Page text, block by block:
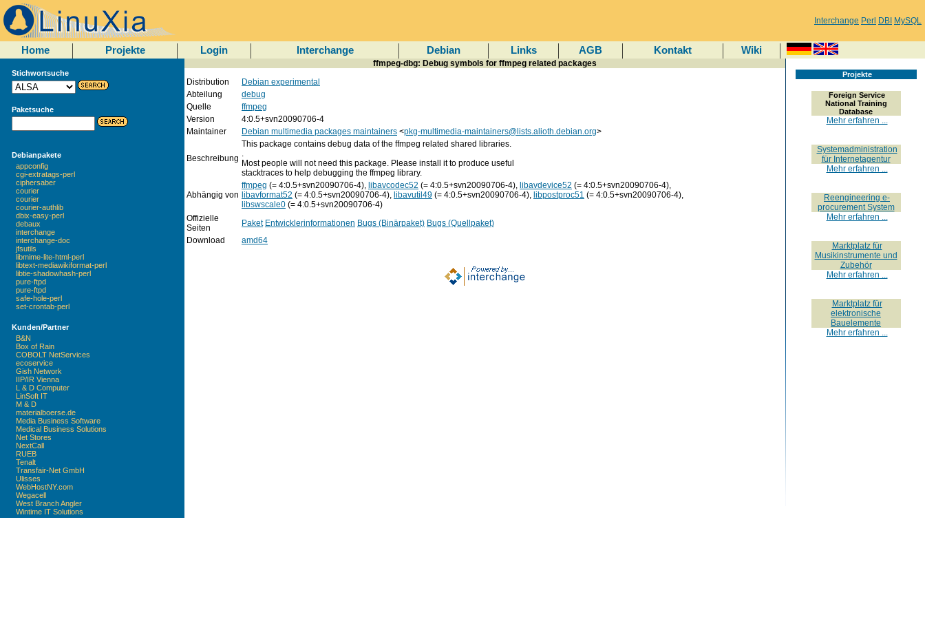
Interchange Perl DBI MySQL
Home Projekte Login Interchange Debian Links AGB Kontakt Wiki
Stichwortsuche
Paketsuche
Debianpakete
appconfig
cgi-extratags-perl
ciphersaber
courier
courier
courier-authlib
dbix-easy-perl
debaux
interchange
interchange-doc
jfsutils
libmime-lite-html-perl
libtext-mediawikiformat-perl
libtie-shadowhash-perl
pure-ftpd
pure-ftpd
safe-hole-perl
set-crontab-perl
Kunden/Partner
B&N
Box of Rain
COBOLT NetServices
ecoservice
Gish Network
IIP/IR Vienna
L & D Computer
LinSoft IT
M & D
materialboerse.de
Media Business Software
Medical Business Solutions
Net Stores
NextCall
RUEB
Tenalt
Transfair-Net GmbH
Ulisses
WebHostNY.com
Wegacell
West Branch Angler
Wintime IT Solutions
ffmpeg-dbg: Debug symbols for ffmpeg related packages
Distribution
Debian experimental
Abteilung
debug
Quelle
ffmpeg
Version
4:0.5+svn20090706-4
Maintainer
Debian multimedia packages maintainers <pkg-multimedia-maintainers@lists.alioth.debian.org>
Beschreibung
This package contains debug data of the ffmpeg related shared libraries.
.
Most people will not need this package. Please install it to produce useful
stacktraces to help debugging the ffmpeg library.
Abhängig von
ffmpeg (= 4:0.5+svn20090706-4), libavcodec52 (= 4:0.5+svn20090706-4), libavdevice52 (= 4:0.5+svn20090706-4),
libavformat52 (= 4:0.5+svn20090706-4), libavutil49 (= 4:0.5+svn20090706-4), libpostproc51 (= 4:0.5+svn20090706-4),
libswscale0 (= 4:0.5+svn20090706-4)
Offizielle
Seiten
Paket Entwicklerinformationen Bugs (Binärpaket) Bugs (Quellpaket)
Download
amd64
Projekte
Foreign Service
National Training
Database
Mehr erfahren ...
Systemadministration
für Internetagentur
Mehr erfahren ...
Reengineering e-
procurement System
Mehr erfahren ...
Marktplatz für
Musikinstrumente und
Zubehör
Mehr erfahren ...
Marktplatz für
elektronische
Bauelemente
Mehr erfahren ...